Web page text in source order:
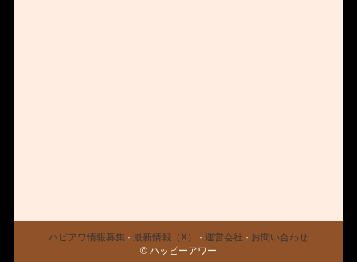
ハピアワ情報募集 · 最新情報（X） · 運営会社 · お問い合わせ
© ハッピーアワー